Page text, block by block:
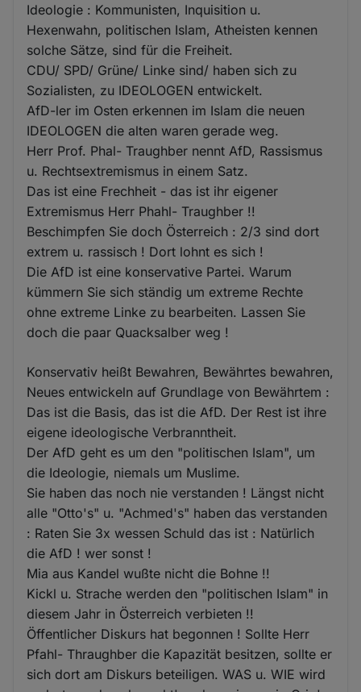
Ideologie : Kommunisten, Inquisition u.
Hexenwahn, politischen Islam, Atheisten kennen
solche Sätze, sind für die Freiheit.
CDU/ SPD/ Grüne/ Linke sind/ haben sich zu
Sozialisten, zu IDEOLOGEN entwickelt.
AfD-ler im Osten erkennen im Islam die neuen
IDEOLOGEN die alten waren gerade weg.
Herr Prof. Phal- Traughber nennt AfD, Rassismus
u. Rechtsextremismus in einem Satz.
Das ist eine Frechheit - das ist ihr eigener
Extremismus Herr Phahl- Traughber !!
Beschimpfen Sie doch Österreich : 2/3 sind dort
extrem u. rassisch ! Dort lohnt es sich !
Die AfD ist eine konservative Partei. Warum
kümmern Sie sich ständig um extreme Rechte
ohne extreme Linke zu bearbeiten. Lassen Sie
doch die paar Quacksalber weg !
Konservativ heißt Bewahren, Bewährtes bewahren,
Neues entwickeln auf Grundlage von Bewährtem :
Das ist die Basis, das ist die AfD. Der Rest ist ihre
eigene ideologische Verbranntheit.
Der AfD geht es um den "politischen Islam", um
die Ideologie, niemals um Muslime.
Sie haben das noch nie verstanden ! Längst nicht
alle "Otto's" u. "Achmed's" haben das verstanden
: Raten Sie 3x wessen Schuld das ist : Natürlich
die AfD ! wer sonst !
Mia aus Kandel wußte nicht die Bohne !!
Kickl u. Strache werden den "politischen Islam" in
diesem Jahr in Österreich verbieten !!
Öffentlicher Diskurs hat begonnen ! Sollte Herr
Pfahl- Thraughber die Kapazität besitzen, sollte er
sich dort am Diskurs beteiligen. WAS u. WIE wird